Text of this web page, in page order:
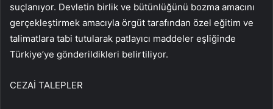
suçlanıyor. Devletin birlik ve bütünlüğünü bozma amacını
gerçekleştirmek amacıyla örgüt tarafından özel eğitim ve
talimatlara tabi tutularak patlayıcı maddeler eşliğinde
Türkiye’ye gönderildikleri belirtiliyor.
CEZAİ TALEPLER